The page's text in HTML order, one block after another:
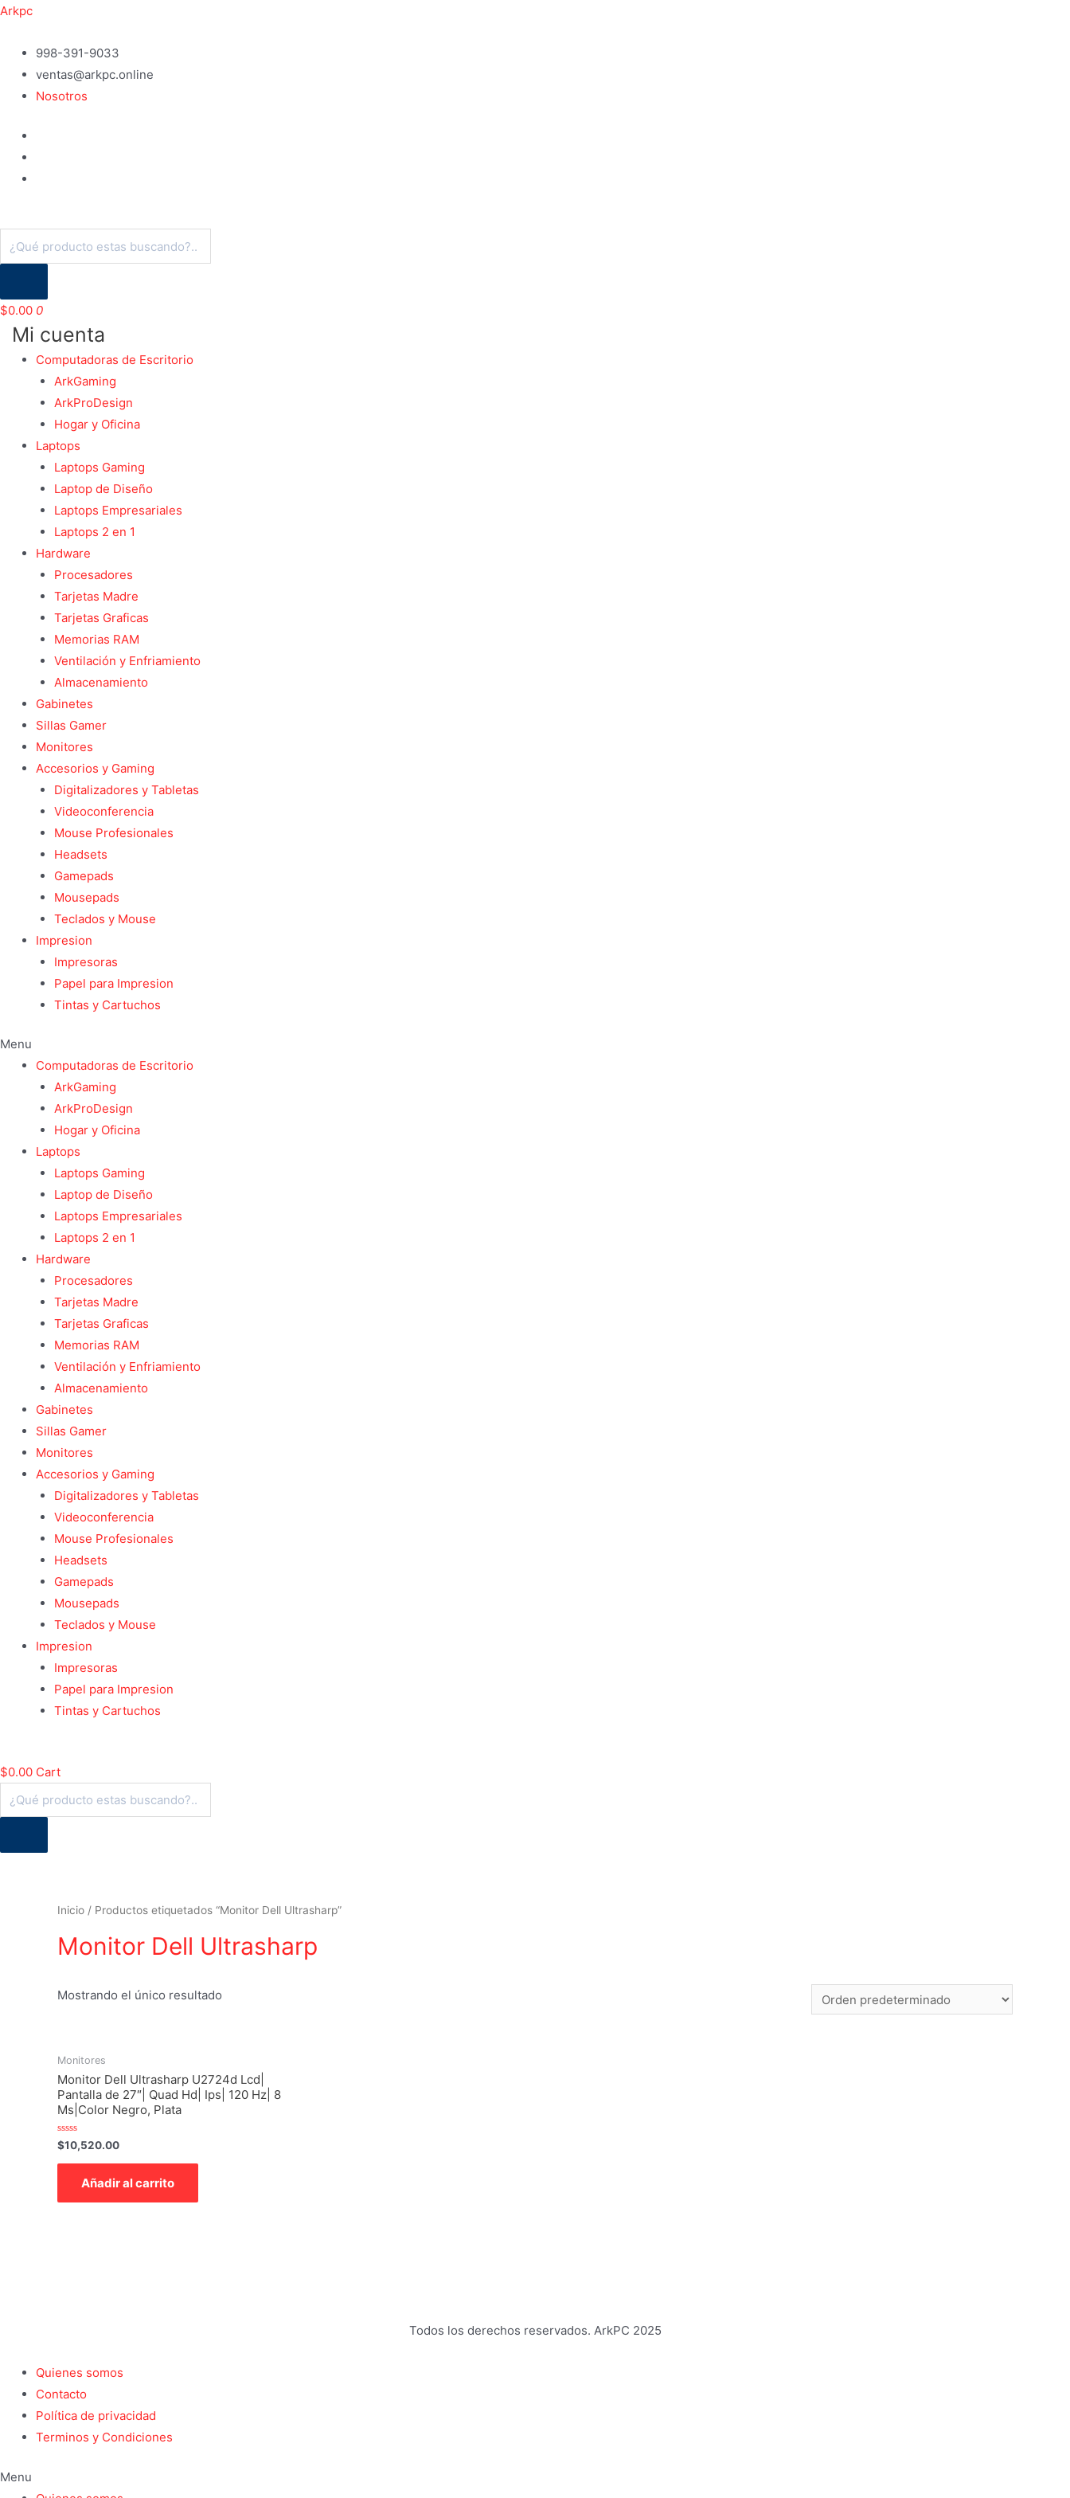
Ir
contenido
Arkpc
998-391-9033
ventas@arkpc.online
Nosotros
Búsqueda
de
$0.00 0
Mi cuenta
Computadoras de Escritorio
ArkGaming
ArkProDesign
Hogar y Oficina
Laptops
Laptops Gaming
Laptop de Diseño
Laptops Empresariales
Laptops 2 en 1
Hardware
Procesadores
Tarjetas Madre
Tarjetas Graficas
Memorias RAM
Ventilación y Enfriamiento
Almacenamiento
Gabinetes
Sillas Gamer
Monitores
Accesorios y Gaming
Digitalizadores y Tabletas
Videoconferencia
Mouse Profesionales
Headsets
Gamepads
Mousepads
Teclados y Mouse
Impresion
Impresoras
Papel para Impresion
Tintas y Cartuchos
Menu
Computadoras de Escritorio
ArkGaming
ArkProDesign
Hogar y Oficina
Laptops
Laptops Gaming
Laptop de Diseño
Laptops Empresariales
Laptops 2 en 1
Hardware
Procesadores
Tarjetas Madre
Tarjetas Graficas
Memorias RAM
Ventilación y Enfriamiento
Almacenamiento
Gabinetes
Sillas Gamer
Monitores
Accesorios y Gaming
Digitalizadores y Tabletas
Videoconferencia
Mouse Profesionales
Headsets
Gamepads
Mousepads
Teclados y Mouse
Impresion
Impresoras
Papel para Impresion
Tintas y Cartuchos
$0.00 Cart
Búsqueda
de
Inicio / Productos etiquetados “Monitor Dell Ultrasharp”
Monitor Dell Ultrasharp
Mostrando el único resultado
Monitores
Monitor Dell Ultrasharp U2724d Lcd|
Pantalla de 27″| Quad Hd| Ips| 120 Hz| 8
Ms|Color Negro, Plata
Valorado
con
0
$10,520.00
Añadir al carrito
Todos los derechos reservados. ArkPC 2025
Quienes somos
Contacto
Política de privacidad
Terminos y Condiciones
Menu